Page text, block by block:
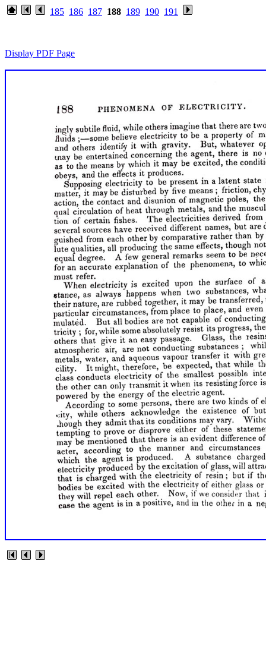
185 186 187 188 189 190 191
Display PDF Page